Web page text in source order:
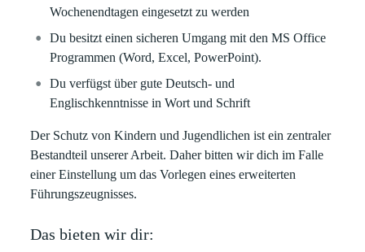
Wochenendtagen eingesetzt zu werden
Du besitzt einen sicheren Umgang mit den MS Office
Programmen (Word, Excel, PowerPoint).
Du verfügst über gute Deutsch- und
Englischkenntnisse in Wort und Schrift
Der Schutz von Kindern und Jugendlichen ist ein zentraler
Bestandteil unserer Arbeit. Daher bitten wir dich im Falle
einer Einstellung um das Vorlegen eines erweiterten
Führungszeugnisses.
Das bieten wir dir: